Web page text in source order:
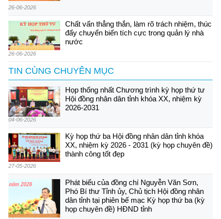
26-06-2026
Chất vấn thẳng thắn, làm rõ trách nhiệm, thúc
đẩy chuyển biến tích cực trong quản lý nhà
nước
26-06-2026
TIN CÙNG CHUYÊN MỤC
Họp thống nhất Chương trình kỳ họp thứ tư
Hội đồng nhân dân tỉnh khóa XX, nhiệm kỳ
2026-2031
04-06-2026
Kỳ họp thứ ba Hội đồng nhân dân tỉnh khóa
XX, nhiệm kỳ 2026 - 2031 (kỳ họp chuyên đề)
thành công tốt đẹp
27-05-2026
Phát biểu của đồng chí Nguyễn Văn Sơn,
Phó Bí thư Tỉnh ủy, Chủ tịch Hội đồng nhân
dân tỉnh tại phiên bế mạc Kỳ họp thứ ba (kỳ
họp chuyên đề) HĐND tỉnh